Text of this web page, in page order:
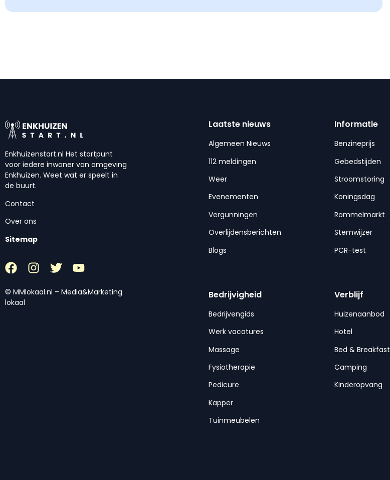
Enkhuizenstart.nl Het startpunt
voor iedere inwoner van omgeving
Enkhuizen. Weet wat er speelt in
de buurt.
Contact
Over ons
Sitemap
© MMlokaal.nl – Media&Marketing
lokaal
Laatste nieuws
Algemeen Nieuws
112 meldingen
Weer
Evenementen
Vergunningen
Overlijdensberichten
Blogs
Informatie
Benzineprijs
Gebedstijden
Stroomstoring
Koningsdag
Rommelmarkt
Stemwijzer
PCR-test
Bedrijvigheid
Bedrijvengids
Werk vacatures
Massage
Fysiotherapie
Pedicure
Kapper
Tuinmeubelen
Verblijf
Huizenaanbod
Hotel
Bed & Breakfast
Camping
Kinderopvang